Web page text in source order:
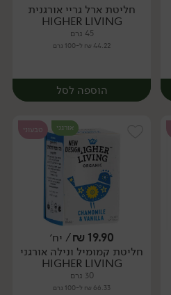
יח׳
חליטת ארל גריי אורגנית
HIGHER LIVING
45 גרם
44.22 ₪ ל-100 גרם
הוספה לסל
יח׳
אורגני טבעוני
19.90
₪/ יח׳
חליטת קמומיל ונילה אורגני
HIGHER LIVING
30 גרם
66.33 ₪ ל-100 גרם